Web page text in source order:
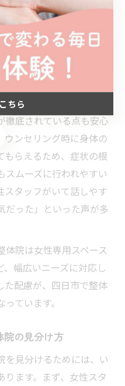
にとって大きな安心材料
とって、身体の悩みや
トな相談がしやすい環境
性スタッフならではの
めての方でもリラックス
。
徹底されている点も安心
ウンセリング時に身体の
もらえるため、症状の根
ムーズに行われやすい
スタッフがいて話しやす
だった」といった声が多
体院は女性専用スペース
幅広いニーズに対応し
た配慮が、四日市で整体
ています。
院の見分け方
を見分けるためには、い
ります。まず、女性スタ
ちら
ちら